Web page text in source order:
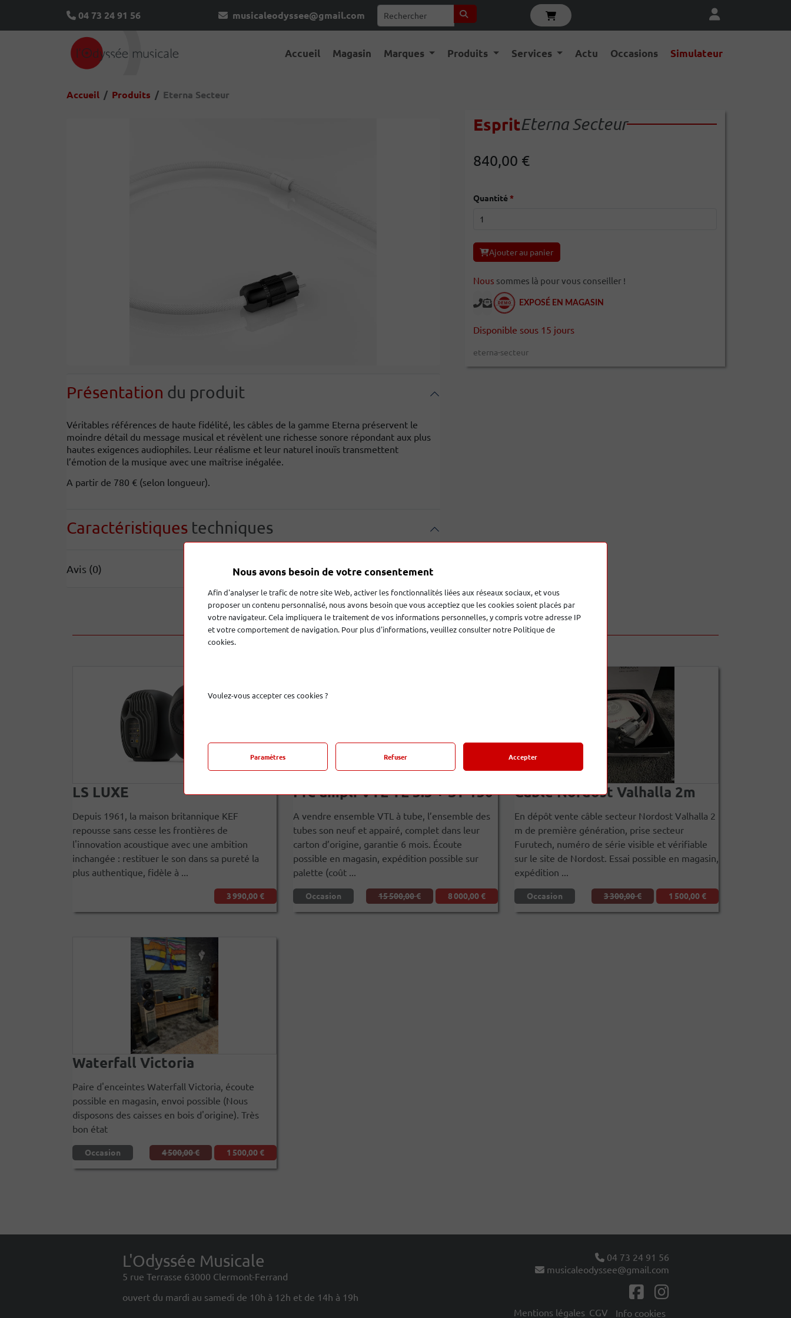
04 73 24 91 56 musicaleodyssee@gmail.com
Accueil Magasin Marques Produits Services Actu Occasions Simulateur
Accueil Produits Eterna Secteur
EspritEterna Secteur
840,00 €
Quantité
Ajouter au panier
Nous sommes là pour vous conseiller !
EXPOSÉ EN MAGASIN
Disponible sous 15 jours
eterna-secteur
Présentation du produit
Véritables références de haute fidélité, les câbles de la gamme Eterna préservent le
moindre détail du message musical et révèlent une richesse sonore répondant aux plus
hautes exigences audiophiles. Leur réalisme et leur naturel inouïs transmettent
l’émotion de la musique avec une maîtrise inégalée.
A partir de 780 € (selon longueur).
Caractéristiquestechniques
Avis (0)
Derniers produits
LS LUXE
Depuis 1961, la maison britannique KEF
repousse sans cesse les frontières de
l'innovation acoustique avec une ambition
inchangée : restituer le son dans sa pureté la
plus authentique, fidèle à ...
3 990,00 €
Pré ampli VTL TL 5.5 + ST 150
A vendre ensemble VTL à tube, l’ensemble des
tubes son neuf et appairé, complet dans leur
carton d’origine, garantie 6 mois. Écoute
possible en magasin, expédition possible sur
palette (coût ...
Occasion 15 500,00 € 8 000,00 €
Câble Nordost Valhalla 2m
En dépôt vente câble secteur Nordost Valhalla 2
m de première génération, prise secteur
Furutech, numéro de série visible et vérifiable
sur le site de Nordost. Essai possible en magasin,
expédition ...
Occasion 3 300,00 € 1 500,00 €
Waterfall Victoria
Paire d'enceintes Waterfall Victoria, écoute
possible en magasin, envoi possible (Nous
disposons des caisses en bois d'origine). Très
bon état
Occasion 4 500,00 € 1 500,00 €
L'Odyssée Musicale
5 rue Terrasse 63000 Clermont-Ferrand
ouvert du mardi au samedi de 10h à 12h et de 14h à 19h
04 73 24 91 56
musicaleodyssee@gmail.com
Mentions légales CGV Info cookies
Nous avons besoin de votre consentement
Afin d'analyser le trafic de notre site Web, activer les fonctionnalités liées aux réseaux sociaux, et vous
proposer un contenu personnalisé, nous avons besoin que vous acceptiez que les cookies soient placés par
votre navigateur. Cela impliquera le traitement de vos informations personnelles, y compris votre adresse IP
et votre comportement de navigation. Pour plus d'informations, veuillez consulter notre Politique de
cookies.
Voulez-vous accepter ces cookies ?
Paramètres Refuser Accepter